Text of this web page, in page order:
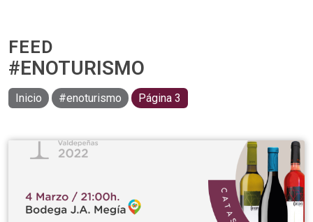
FEED
#ENOTURISMO
Inicio #enoturismo Página 3